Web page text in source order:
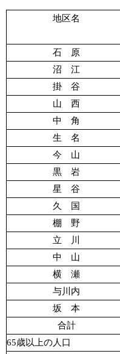
地区名
石 原
沼 江
掛 谷
山 西
中 角
生 名
今 山
黒 岩
星 谷
久 国
棚 野
立 川
中 山
横 瀬
与川内
坂 本
合計
65歳以上の人口